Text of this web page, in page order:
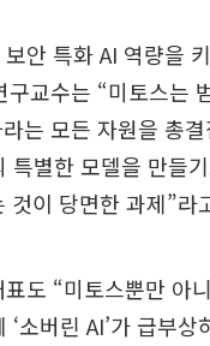
안 특화 AI 역량을
구교수는 “미토스는
는 모든 자원을 총
특별한 모델을 만들
것이 당면한 과제”라
도 “미토스뿐만 아
소버린 AI’가 급부